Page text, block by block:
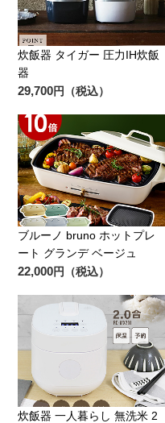
炊飯器 タイガー 圧力IH炊飯
器
29,700円（税込）
ブルーノ bruno ホットプレ
ート グランデ ベージュ
22,000円（税込）
炊飯器 一人暮らし 無洗米 2